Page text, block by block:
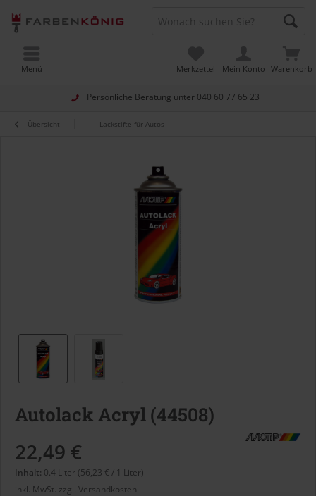
Persönliche Beratung unter 040 60 77 65 23
Warenkorb
Merkzettel Mein Konto
Menü
Übersicht Lackstifte für Autos
Autolack Acryl (44508)
22,49 €
Inhalt: 0.4 Liter (56,23 € / 1 Liter)
inkl. MwSt. zzgl. Versandkosten